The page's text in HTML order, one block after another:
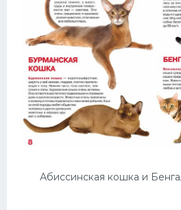
Абиссинская кошка и